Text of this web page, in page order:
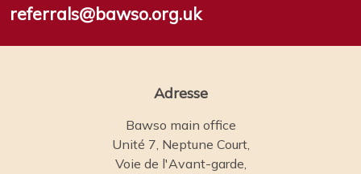
referrals@bawso.org.uk
Adresse
Bawso main office
Unité 7, Neptune Court,
Voie de l'Avant-garde,